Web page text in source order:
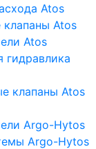
Atos
Atos
Atos
гидравлика
клапаны Atos
Argo-Hytos
Argo-Hytos